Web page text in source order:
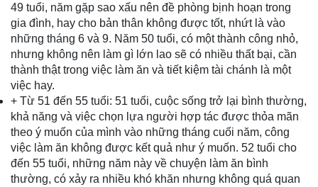
49 tuổi, năm gặp sao xấu nên đề phòng bịnh hoạn trong
gia đình, hay cho bản thân không được tốt, nhứt là vào
những tháng 6 và 9. Năm 50 tuổi, có một thành công nhỏ,
nhưng không nên làm gì lớn lao sẽ có nhiều thất bại, cần
thành thật trong việc làm ăn và tiết kiệm tài chánh là một
việc hay.
+ Từ 51 đến 55 tuổi: 51 tuổi, cuộc sống trở lại bình thường,
khả năng và việc chọn lựa người hợp tác được thỏa mãn
theo ý muốn của mình vào những tháng cuối năm, công
việc làm ăn không được kết quả như ý muốn. 52 tuổi cho
đến 55 tuổi, những năm này về chuyện làm ăn bình
thường, có xảy ra nhiều khó khăn nhưng không quá quan